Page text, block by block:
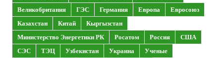
Великобритания
ГЭС Германия Европа
Евросоюз
Казахстан
Китай
Кыргызстан
Министерство Энергетики РК
Росатом Россия
США
СЭС
ТЭЦ Узбекистан Украина
Ученые